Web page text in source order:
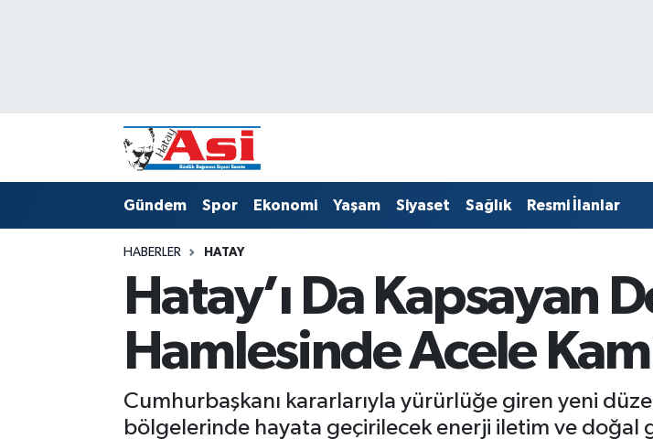
Gündem Spor Ekonomi Yaşam Siyaset Sağlık Resmi İlanlar
HABERLER HATAY
Hatay’ı Da Kapsayan
Hamlesinde Acele
Cumhurbaşkanı kararlarıyla yürürlüğe giren yeni
bölgelerinde hayata geçirilecek enerji iletim ve doğal
Süper Lig Puan Durumu ve Fikstür
Tüm Manşetler
Son Dakika Haberleri
Haber Arşivi